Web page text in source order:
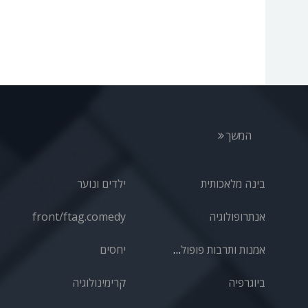
המשך
בינה מלאכותית
אנתרופולוגיה
אמנות ותרבות פופולרית
ביוגרפיה
ילדים ונוער
front/ftag.comedy
יחסים
קרימינולוגיה